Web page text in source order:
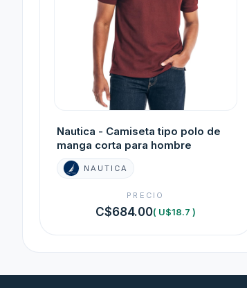
Nautica - Camiseta tipo polo de
manga corta para hombre
NAUTICA
PRECIO
C$684.00( U$18.7 )